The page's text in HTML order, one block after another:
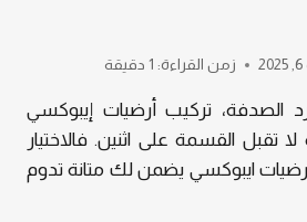
زمن القراءة: 1 دقيقة
الصدفة، تركيب أرضيات إيبوكسي
تقبل القسمة على اثنين. فالاختيار
ايبوكسي يضمن لك متانة تدوم